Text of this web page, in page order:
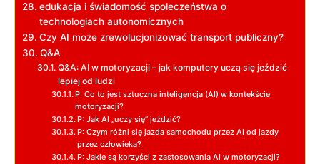
edukacja i świadomość społeczeństwa o
technologiach autonomicznych
Czy AI może zrewolucjonizować transport publiczny?
Q&A
Q&A: ‍AI w motoryzacji – jak komputery uczą‍ się jeździć
lepiej ‌od ludzi
P: Co to jest sztuczna ‌inteligencja (AI) w kontekście
motoryzacji?
P: Jak AI „uczy ​się” jeździć?
P: Czym różni się ‍jazda samochodu przez AI od ​jazdy
przez człowieka?
P: Jakie są korzyści‌ z ⁤zastosowania ⁣AI w motoryzacji?